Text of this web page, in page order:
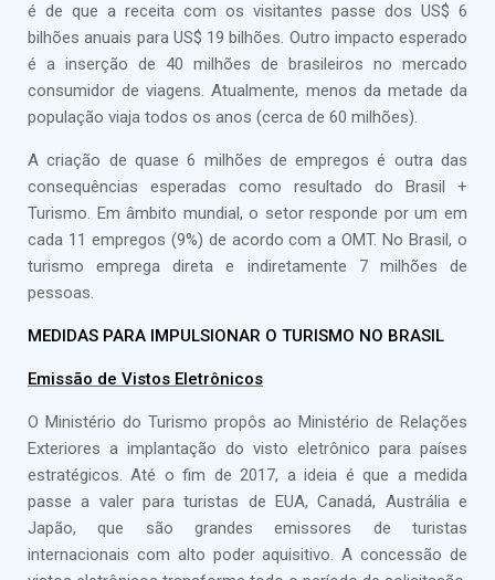
é de que a receita com os visitantes passe dos US$ 6
bilhões anuais para US$ 19 bilhões. Outro impacto esperado
é a inserção de 40 milhões de brasileiros no mercado
consumidor de viagens. Atualmente, menos da metade da
população viaja todos os anos (cerca de 60 milhões).
A criação de quase 6 milhões de empregos é outra das
consequências esperadas como resultado do Brasil +
Turismo. Em âmbito mundial, o setor responde por um em
cada 11 empregos (9%) de acordo com a OMT. No Brasil, o
turismo emprega direta e indiretamente 7 milhões de
pessoas.
MEDIDAS PARA IMPULSIONAR O TURISMO NO BRASIL
Emissão de Vistos Eletrônicos
O Ministério do Turismo propôs ao Ministério de Relações
Exteriores a implantação do visto eletrônico para países
estratégicos. Até o fim de 2017, a ideia é que a medida
passe a valer para turistas de EUA, Canadá, Austrália e
Japão, que são grandes emissores de turistas
internacionais com alto poder aquisitivo. A concessão de